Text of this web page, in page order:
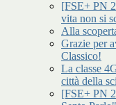
[FSE+ PN
vita non si
Alla
Grazie per
Classico!
La classe
città della
[FSE+ PN